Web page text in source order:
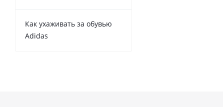
Как ухаживать за обувью
Adidas